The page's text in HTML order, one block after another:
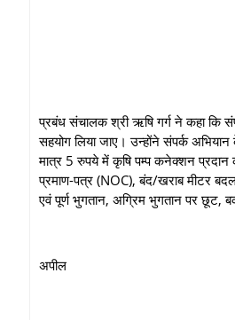
प्रबंध संचालक श्री ऋषि गर्ग ने कहा कि
सहयोग लिया जाए। उन्‍होंने संपर्क
मात्र 5 रुपये में कृषि पम्‍प कनेक्शन प्रदान
प्रमाण-पत्र (NOC), बंद/खराब मीटर
एवं पूर्ण भुगतान, अग्रिम भुगतान पर छूट,
अपील